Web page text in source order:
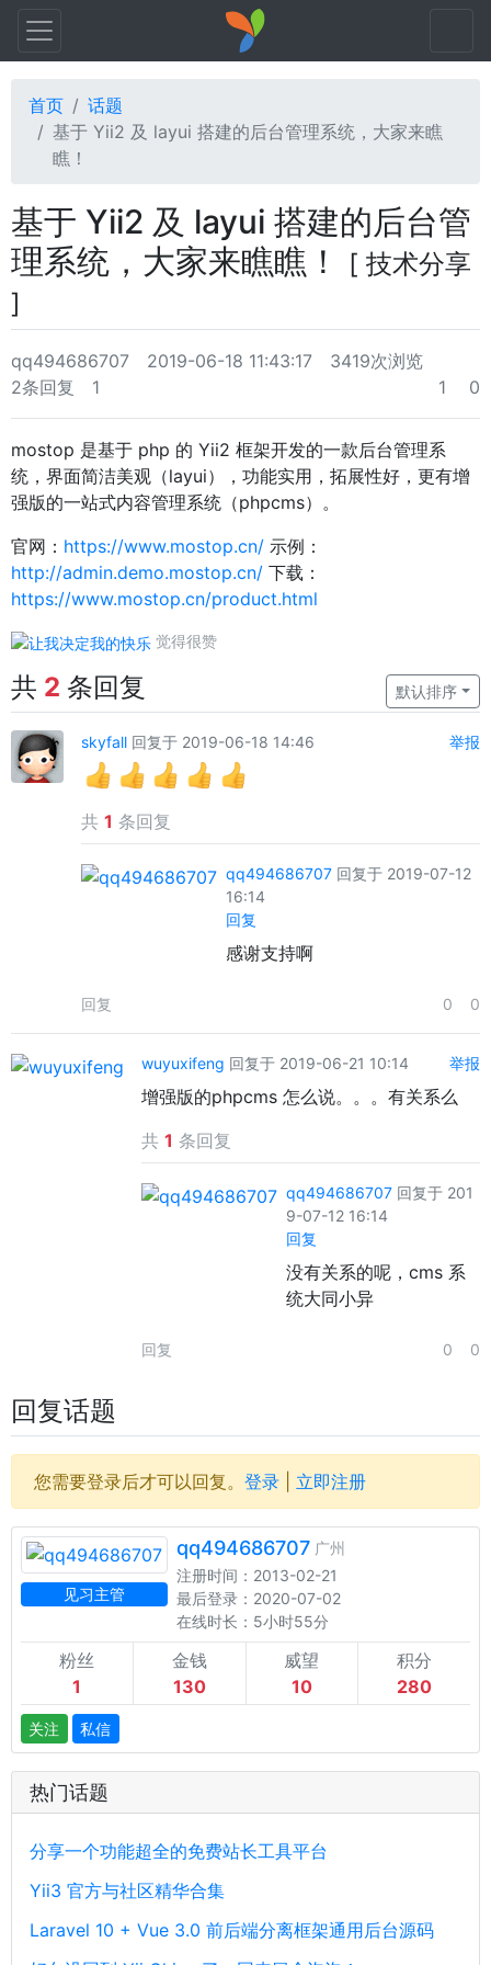
首页
话题
基于 Yii2 及 layui 搭建的后台管理系统，大家来瞧
瞧！
基于 Yii2 及 layui 搭建的后台管
理系统，大家来瞧瞧！
[ 技术分享
]
qq494686707 2019-06-18 11:43:17
3419次浏览
2条回复
1 1 0
mostop 是基于 php 的 Yii2 框架开发的一款后台管理系
统，界面简洁美观（layui），功能实用，拓展性好，更有增
强版的一站式内容管理系统（phpcms）。
官网： https://www.mostop.cn/ 示例：
http://admin.demo.mostop.cn/ 下载：
https://www.mostop.cn/product.html
觉得很赞
共 2 条回复 默认排序
skyfall 回复于 2019-06-18 14:46 举报
共 1 条回复
qq494686707 回复于 2019-07-12
16:14
回复
感谢支持啊
回复 0 0
wuyuxifeng 回复于 2019-06-21 10:14 举报
增强版的phpcms 怎么说。。。有关系么
共 1 条回复
qq494686707 回复于 201
9-07-12 16:14
回复
没有关系的呢，cms 系
统大同小异
回复 0 0
回复话题
您需要登录后才可以回复。 登录 立即注册
见习主管
qq494686707 广州
注册时间：2013-02-21
最后登录：2020-07-02
在线时长：5小时55分
粉丝
1
金钱
130
威望
10
积分
280
关注 私信
热门话题
分享一个功能超全的免费站长工具平台
Yii3 官方与社区精华合集
Laravel 10 + Vue 3.0 前后端分离框架通用后台源码